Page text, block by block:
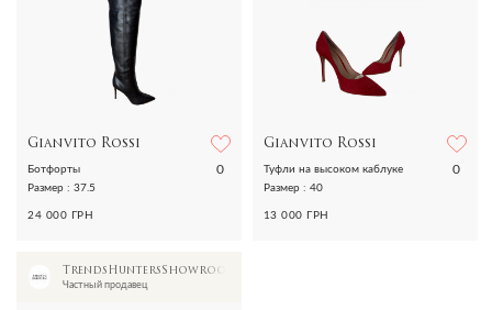
Gianvito Rossi
0
Ботфорты
Размер : 37.5
24 000 ГРН
Gianvito Rossi
0
Туфли на высоком каблуке
Размер : 40
13 000 ГРН
TrendsHuntersShowroom
Частный продавец